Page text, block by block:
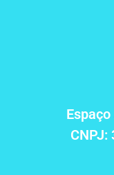
CNPJ: